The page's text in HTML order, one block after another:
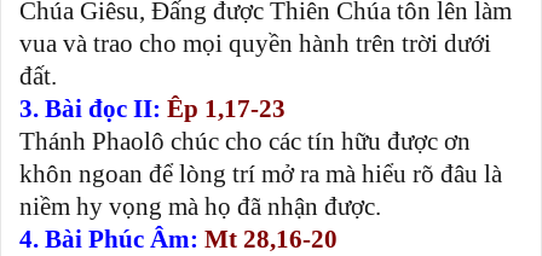
Chúa Giêsu, Đấng được Thiên Chúa tôn lên làm
vua và trao cho mọi quyền hành trên trời dưới
đất.
3. Bài đọc II: Êp 1,17-23
Thánh Phaolô chúc cho các tín hữu được ơn
khôn ngoan để lòng trí mở ra mà hiểu rõ đâu là
niềm hy vọng mà họ đã nhận được.
4. Bài Phúc Âm: Mt 28,16-20